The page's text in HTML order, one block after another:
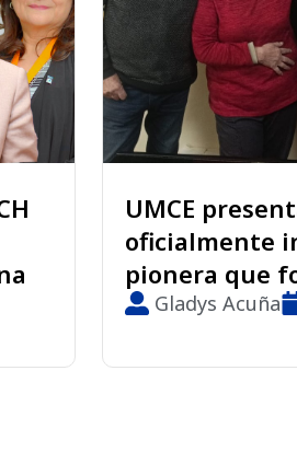
presentará
iniciativa
que fortalece
con comunidad en
05/08/2026